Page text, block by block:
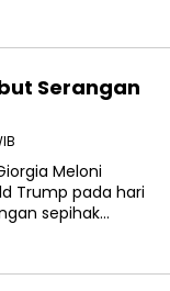
Serangan
Meloni
Trump pada hari
sepihak…